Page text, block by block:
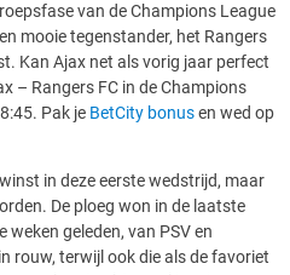
van de Champions League
mooie tegenstander, het Rangers
Kan Ajax net als vorig jaar perfect
– Rangers FC in de Champions
Pak je BetCity bonusen wed op
in deze eerste wedstrijd, maar
De ploeg won in de laatste
geleden, van PSV en
rouw, terwijl ook die als de favoriet